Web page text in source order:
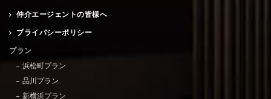
仲介エージェントの皆様へ
プライバシーポリシー
プラン
浜松町プラン
品川プラン
新横浜プラン